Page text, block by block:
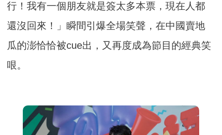
行！我有一個朋友就是簽太多本票，現在人都
還沒回來！」瞬間引爆全場笑聲，在中國賣地
瓜的澎恰恰被cue出，又再度成為節目的經典笑
哏。